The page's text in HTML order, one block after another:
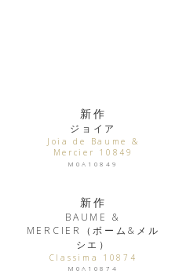
新作
ジョイア
Joia de Baume &
Mercier 10849
M0A10849
新作
BAUME &
MERCIER（ボーム&メル
シエ）
Classima 10874
M0A10874